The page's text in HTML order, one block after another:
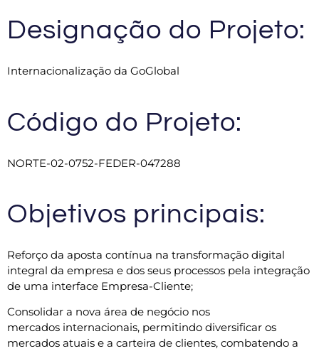
Designação do Projeto:
Internacionalização da GoGlobal
Código do Projeto:
NORTE-02-0752-FEDER-047288
Objetivos principais:
Reforço da aposta contínua na transformação digital
integral da empresa e dos seus processos pela integração
de uma interface Empresa-Cliente;
Consolidar a nova área de negócio nos
mercados internacionais, permitindo diversificar os
mercados atuais e a carteira de clientes, combatendo a